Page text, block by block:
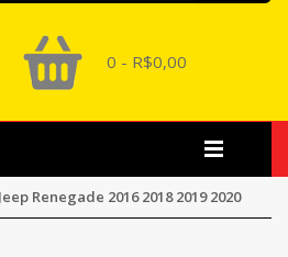
0 - R$0,00
Renegade 2016 2018 2019 2020